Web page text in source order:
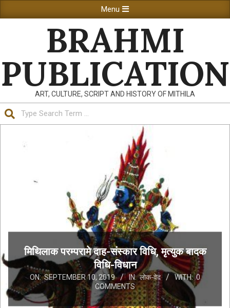
to
Navigation
Menu
BRAHMI
PUBLICATION
ART, CULTURE, SCRIPT AND HISTORY OF MITHILA
मिथिलाक परम्परामे दाह-संस्कार विधि, मृत्युक बादक
विधि-विधान
ON: SEPTEMBER 10, 2019 IN: लोक-वेद WITH: 0
COMMENTS